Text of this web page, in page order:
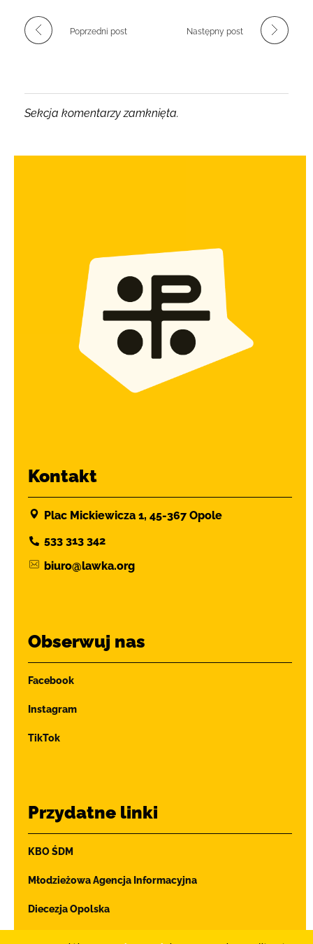
Poprzedni post Następny post
Sekcja komentarzy zamknięta.
Kontakt
Plac Mickiewicza 1, 45-367 Opole
533 313 342
biuro@lawka.org
Obserwuj nas
Facebook
Instagram
TikTok
Przydatne linki
KBO ŚDM
Młodzieżowa Agencja Informacyjna
Diecezja Opolska